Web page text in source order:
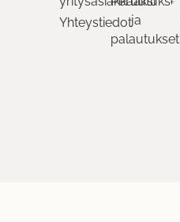
Yhteystiedotja
palautukset